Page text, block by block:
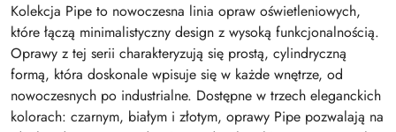
Kolekcja Pipe to nowoczesna linia opraw oświetleniowych,
które łączą minimalistyczny design z wysoką funkcjonalnością.
Oprawy z tej serii charakteryzują się prostą, cylindryczną
formą, która doskonale wpisuje się w każde wnętrze, od
nowoczesnych po industrialne. Dostępne w trzech eleganckich
kolorach: czarnym, białym i złotym, oprawy Pipe pozwalają na